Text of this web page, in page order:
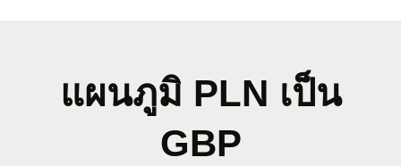
แผนภูมิ PLN เป็น
GBP